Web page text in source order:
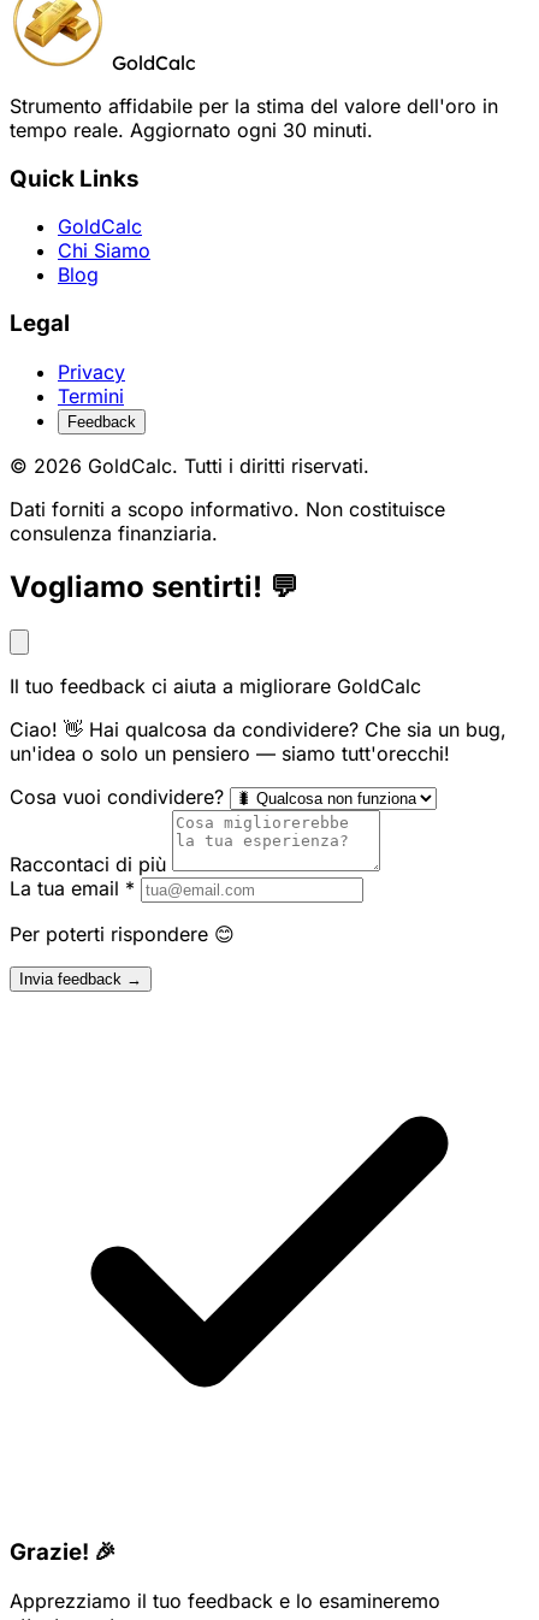
GoldCalc
Strumento affidabile per la stima del valore dell'oro in
tempo reale. Aggiornato ogni 30 minuti.
Quick Links
GoldCalc
Chi Siamo
Blog
Legal
Privacy
Termini
Feedback
© 2026 GoldCalc. Tutti i diritti riservati.
Dati forniti a scopo informativo. Non costituisce
consulenza finanziaria.
Vogliamo sentirti! 💬
Il tuo feedback ci aiuta a migliorare GoldCalc
Ciao! 👋 Hai qualcosa da condividere? Che sia un bug,
un'idea o solo un pensiero — siamo tutt'orecchi!
Cosa vuoi condividere?
Raccontaci di più
La tua email *
Per poterti rispondere 😊
Invia feedback →
Grazie! 🎉
Apprezziamo il tuo feedback e lo esamineremo